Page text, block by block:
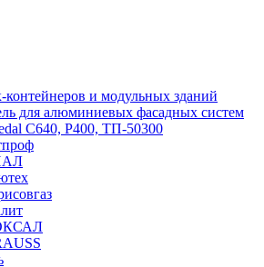
контейнеров и модульных зданий
для алюминиевых фасадных систем
С640, Р400, ТП-50300